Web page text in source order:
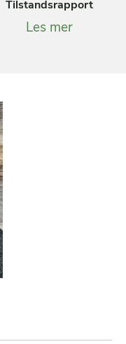
Tilstandsrapport
Les mer